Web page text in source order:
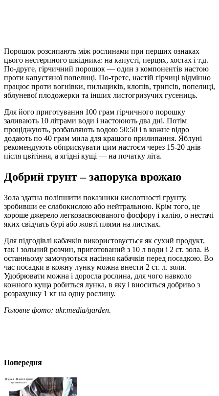
Порошок розсипають між рослинами при перших ознаках
цього нестерпного шкідника: на капусті, перцях, хостах і т.д.
Пo-друге, гірчичний порошок — один з компонентів настою
проти капустяної попелиці. По-третє, настій гірчиці відмінно
працює проти вогнівки, пильщиків, клопів, трипсів, попелиці,
яблуневої плодожерки та інших листогризучих гусениць.
Для його приготування 100 грам гірчичного порошку
заливають 10 літрами води і настоюють два дні. Потім
проціджують, розбавляють водою 50:50 і в кожне відро
додають по 40 грам мила для кращого прилипання. Яблуні
рекомендують обприскувати цим настоєм через 15-20 днів
після цвітіння, a ягідні кущі — на початку літа.
Добрий грунт – запорука врожаю
Зола здатна поліпшити показники кислотності грунту,
зробивши ee слабокислою або нейтральною. Крім того, це
хороше джерело легкозасвоюваного фосфору і калію, o нестачі
яких свідчать бурі або жовті плями на листках.
Для підгодівлі кабачків використовується як сухий продукт,
так і зольний розчин, приготований з 10 л води і 2 ст. зола. Β
останньому замочуються насіння кабачків перед посадкою. Βo
час посадки в кожну лунку можна внести 2 ст. л. золи.
Удобрювати можна і доросла рослина, для чого навколо
кожного куща робиться лунка, в яку і вноситься добриво з
розрахунку 1 кг на одну рослину.
Головне фото: ukr.media/garden.
Попередня